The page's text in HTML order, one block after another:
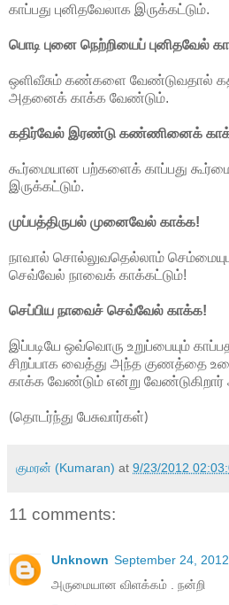
காப்பது புனிதவேலாக இருக்கட்டும்.
பொடி புனை நெற்றியைப் புனிதவேல்
ஒளிவீசும் கண்களை வேண்டுவதால்
அதனைக் காக்க வேண்டும்.
கதிர்வேல் இரண்டு கண்ணினைக்
கூர்மையான பற்களைக் காப்பது
இருக்கட்டும்.
முப்பத்திருபல் முனைவேல் காக்க!
நாவால் சொல்லுவதெல்லாம்
செவ்வேல் நாவைக் காக்கட்டும்!
செப்பிய நாவைச் செவ்வேல் காக்க!
இப்படியே ஒவ்வொரு உறுப்பையும்
சிறப்பாக வைத்து அந்த குணத்தை
காக்க வேண்டும் என்று வேண்டுகிறார்
(தொடர்ந்து பேசுவார்கள்)
குமரன் (Kumaran) at 9/23/2012
11 comments:
Unknown September 24,
அருமையான விளக்கம் . நன்றி